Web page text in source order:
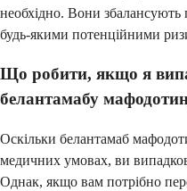
необхідно. Вони збалансують
будь-якими потенційними
Що робити, якщо я
белантамабу
Оскільки белантамаб
медичних умовах, ви
Однак, якщо вам потрібно